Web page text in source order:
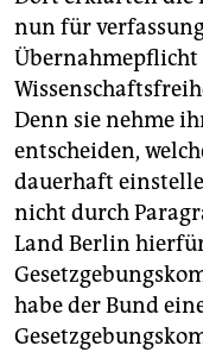
nun für
Denn sie nehme
entscheiden,
dauerhaft
nicht durch
Land Berlin
habe der Bund